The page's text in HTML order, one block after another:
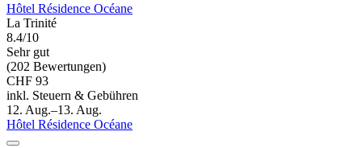
Hôtel Résidence Océane
La Trinité
8.4/10
Sehr gut
(202 Bewertungen)
CHF 93
inkl. Steuern & Gebühren
12. Aug.–13. Aug.
Hôtel Résidence Océane